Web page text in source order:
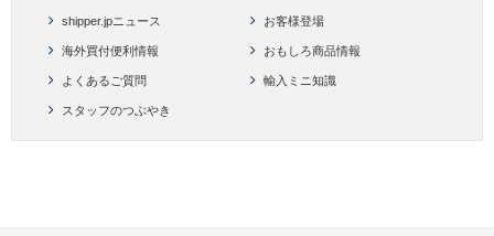
shipper.jpニュース お客様登場
海外買付便利情報 おもしろ商品情報
よくあるご質問 輸入ミニ知識
スタッフのつぶやき